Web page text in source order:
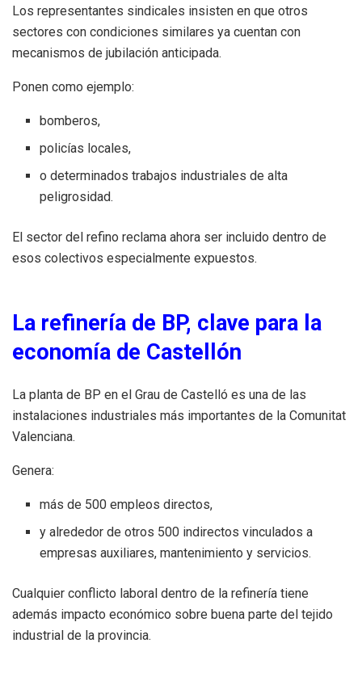
Los representantes sindicales insisten en que otros
sectores con condiciones similares ya cuentan con
mecanismos de jubilación anticipada.
Ponen como ejemplo:
bomberos,
policías locales,
o determinados trabajos industriales de alta
peligrosidad.
El sector del refino reclama ahora ser incluido dentro de
esos colectivos especialmente expuestos.
La refinería de BP, clave para la
economía de Castellón
La planta de BP en el Grau de Castelló es una de las
instalaciones industriales más importantes de la Comunitat
Valenciana.
Genera:
más de 500 empleos directos,
y alrededor de otros 500 indirectos vinculados a
empresas auxiliares, mantenimiento y servicios.
Cualquier conflicto laboral dentro de la refinería tiene
además impacto económico sobre buena parte del tejido
industrial de la provincia.